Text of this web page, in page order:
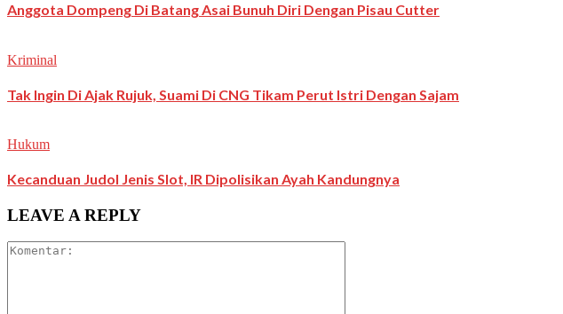
Anggota Dompeng Di Batang Asai Bunuh Diri Dengan Pisau Cutter
Kriminal
Tak Ingin Di Ajak Rujuk, Suami Di CNG Tikam Perut Istri Dengan Sajam
Hukum
Kecanduan Judol Jenis Slot, IR Dipolisikan Ayah Kandungnya
LEAVE A REPLY